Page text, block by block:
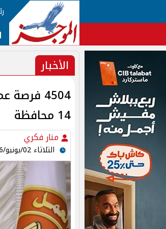
الأخبار
4504
14 محافظة
منار فكري
الثلاثاء 02/يونيو/2026 - 04:17 م